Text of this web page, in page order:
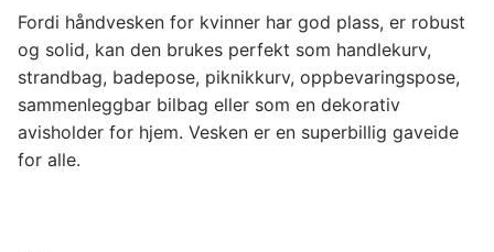
Fordi håndvesken for kvinner har god plass, er robust
og solid, kan den brukes perfekt som handlekurv,
strandbag, badepose, piknikkurv, oppbevaringspose,
sammenleggbar bilbag eller som en dekorativ
avisholder for hjem. Vesken er en superbillig gaveide
for alle.